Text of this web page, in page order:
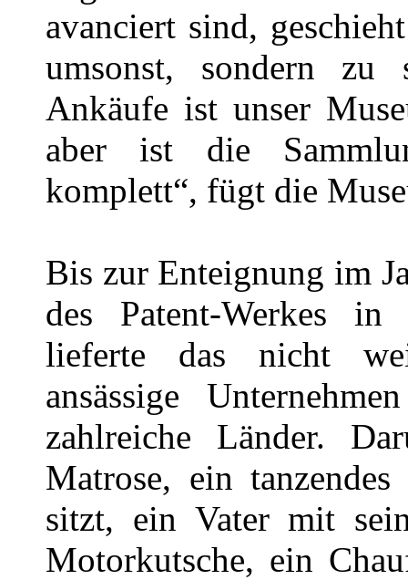
avanciert sind,
umsonst, sondern zu
Ankäufe ist unser
aber ist die
komplett“, fügt die
Bis zur Enteignung im
des Patent-Werkes in
lieferte das nicht
ansässige
zahlreiche Länder.
Matrose, ein
sitzt, ein Vater mit
Motorkutsche, ein